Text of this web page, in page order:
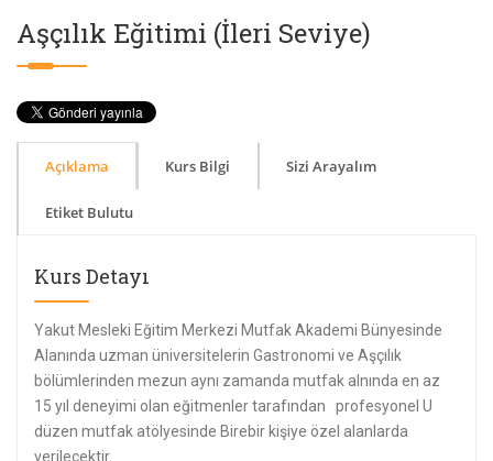
Aşçılık Eğitimi (İleri Seviye)
Açıklama Kurs Bilgi Sizi Arayalım
Etiket Bulutu
Kurs Detayı
Yakut Mesleki Eğitim Merkezi Mutfak Akademi Bünyesinde
Alanında uzman üniversitelerin Gastronomi ve Aşçılık
bölümlerinden mezun aynı zamanda mutfak alnında en az
15 yıl deneyimi olan eğitmenler tarafından profesyonel U
düzen mutfak atölyesinde Birebir kişiye özel alanlarda
verilecektir.